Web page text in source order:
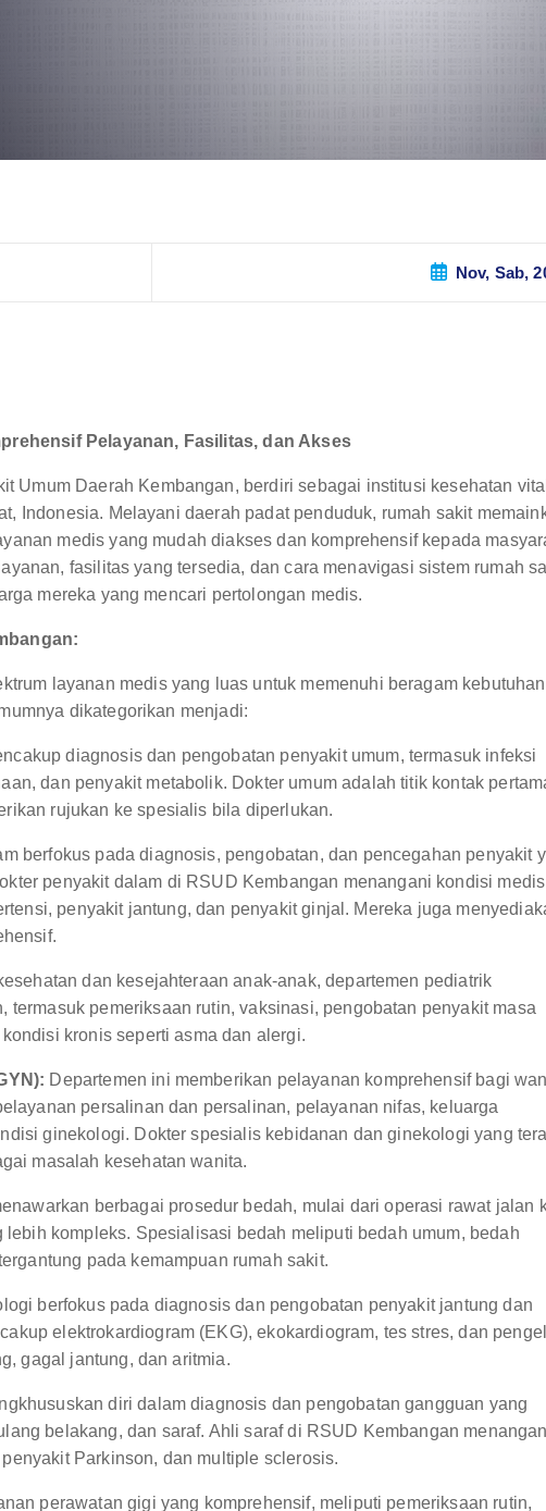
Nov, Sab,
Pelayanan, Fasilitas, dan Akses
Umum Daerah Kembangan, berdiri sebagai institusi kesehatan
Indonesia. Melayani daerah padat penduduk, rumah sakit
medis yang mudah diakses dan komprehensif kepada
fasilitas yang tersedia, dan cara menavigasi sistem rumah
mereka yang mencari pertolongan medis.
layanan medis yang luas untuk memenuhi beragam kebutuhan
dikategorikan menjadi:
diagnosis dan pengobatan penyakit umum, termasuk infeksi
dan penyakit metabolik. Dokter umum adalah titik kontak
rujukan ke spesialis bila diperlukan.
berfokus pada diagnosis, pengobatan, dan pencegahan penyakit
penyakit dalam di RSUD Kembangan menangani kondisi
penyakit jantung, dan penyakit ginjal. Mereka juga
dan kesejahteraan anak-anak, departemen pediatrik
termasuk pemeriksaan rutin, vaksinasi, pengobatan penyakit masa
kronis seperti asma dan alergi.
Departemen ini memberikan pelayanan komprehensif bagi
persalinan dan persalinan, pelayanan nifas, keluarga
ginekologi. Dokter spesialis kebidanan dan ginekologi yang
masalah kesehatan wanita.
berbagai prosedur bedah, mulai dari operasi rawat jalan
lebih kompleks. Spesialisasi bedah meliputi bedah umum, bedah
pada kemampuan rumah sakit.
berfokus pada diagnosis dan pengobatan penyakit jantung dan
elektrokardiogram (EKG), ekokardiogram, tes stres, dan
gagal jantung, dan aritmia.
diri dalam diagnosis dan pengobatan gangguan yang
belakang, dan saraf. Ahli saraf di RSUD Kembangan
Parkinson, dan multiple sclerosis.
perawatan gigi yang komprehensif, meliputi pemeriksaan rutin,